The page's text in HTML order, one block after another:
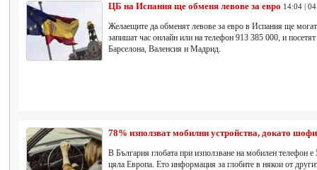
ЦБ на Испания ще обменя левове за евро 14:04 |
Желаещите да обменят левове за евро в Испания ще могат
запишат час онлайн или на телефон 913 385 000, и
Барселона, Валенсия и Мадрид.
78% използват мобилни устройства, докато
В България глобата при използване на мобилен телефон е
цяла Европа. Ето информация за глобите в някои от